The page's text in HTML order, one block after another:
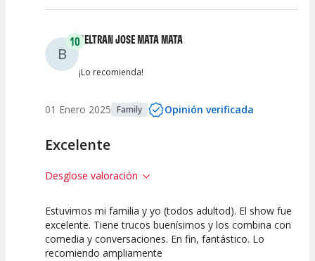
B
10BELTRAN JOSE MATA MATA
¡Lo recomienda!
01 Enero 2025 Family Opinión verificada
Excelente
Desglose valoración
10
Calidad del
Espectáculo
10
Puesta en
Escena
10
Interpretación
Estuvimos mi familia y yo (todos adultod). El show fue
excelente. Tiene trucos buenísimos y los combina con
comedia y conversaciones. En fin, fantástico. Lo
recomiendo ampliamente